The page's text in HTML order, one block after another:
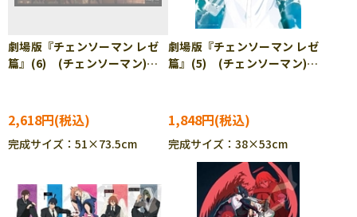
劇場版『チェンソーマン レゼ
篇』(6) (チェンソーマン)
2,618円
完成サイズ：51×73.5cm
劇場版『チェンソーマン レゼ
篇』(5) (チェンソーマン)
1,848円
完成サイズ：38×53cm